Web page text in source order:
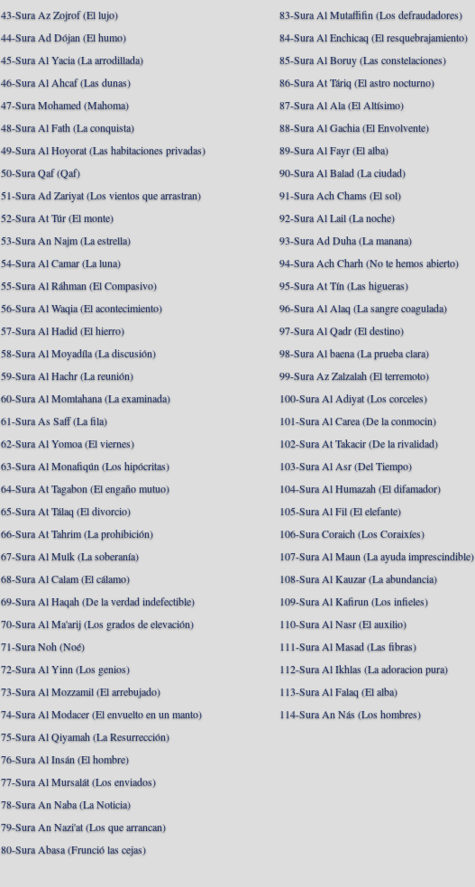
43-Sura Az Zojrof (El lujo)
44-Sura Ad Dójan (El humo)
45-Sura Al Yacia (La arrodillada)
46-Sura Al Ahcaf (Las dunas)
47-Sura Mohamed (Mahoma)
48-Sura Al Fath (La conquista)
49-Sura Al Hoyorat (Las habitaciones privadas)
50-Sura Qaf (Qaf)
51-Sura Ad Zariyat (Los vientos que arrastran)
52-Sura At Túr (El monte)
53-Sura An Najm (La estrella)
54-Sura Al Camar (La luna)
55-Sura Al Ráhman (El Compasivo)
56-Sura Al Waqia (El acontecimiento)
57-Sura Al Hadid (El hierro)
58-Sura Al Moyadíla (La discusión)
59-Sura Al Hachr (La reunión)
60-Sura Al Momtahana (La examinada)
61-Sura As Saff (La fila)
62-Sura Al Yomoa (El viernes)
63-Sura Al Monafiqún (Los hipócritas)
64-Sura At Tagabon (El engaño mutuo)
65-Sura At Tálaq (El divorcio)
66-Sura At Tahrim (La prohibición)
67-Sura Al Mulk (La soberanía)
68-Sura Al Calam (El cálamo)
69-Sura Al Haqah (De la verdad indefectible)
70-Sura Al Ma'arij (Los grados de elevación)
71-Sura Noh (Noé)
72-Sura Al Yinn (Los genios)
73-Sura Al Mozzamil (El arrebujado)
74-Sura Al Modacer (El envuelto en un manto)
75-Sura Al Qiyamah (La Resurrección)
76-Sura Al Insán (El hombre)
77-Sura Al Mursalát (Los enviados)
78-Sura An Naba (La Noticia)
79-Sura An Nazi'at (Los que arrancan)
80-Sura Abasa (Frunció las cejas)
83-Sura Al Mutaffifin (Los defraudadores)
84-Sura Al Enchicaq (El resquebrajamiento)
85-Sura Al Boruy (Las constelaciones)
86-Sura At Táriq (El astro nocturno)
87-Sura Al Ala (El Altísimo)
88-Sura Al Gachia (El Envolvente)
89-Sura Al Fayr (El alba)
90-Sura Al Balad (La ciudad)
91-Sura Ach Chams (El sol)
92-Sura Al Lail (La noche)
93-Sura Ad Duha (La manana)
94-Sura Ach Charh (No te hemos abierto)
95-Sura At Tín (Las higueras)
96-Sura Al Alaq (La sangre coagulada)
97-Sura Al Qadr (El destino)
98-Sura Al baena (La prueba clara)
99-Sura Az Zalzalah (El terremoto)
100-Sura Al Adiyat (Los corceles)
101-Sura Al Carea (De la conmocin)
102-Sura At Takacir (De la rivalidad)
103-Sura Al Asr (Del Tiempo)
104-Sura Al Humazah (El difamador)
105-Sura Al Fil (El elefante)
106-Sura Coraich (Los Coraixíes)
107-Sura Al Maun (La ayuda imprescindible)
108-Sura Al Kauzar (La abundancia)
109-Sura Al Kafirun (Los infieles)
110-Sura Al Nasr (El auxilio)
111-Sura Al Masad (Las fibras)
112-Sura Al Ikhlas (La adoracion pura)
113-Sura Al Falaq (El alba)
114-Sura An Nás (Los hombres)